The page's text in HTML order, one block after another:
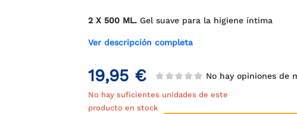
2 X 500 ML. Gel suave para la higiene íntima
Ver descripción completa
19,95 € No hay opiniones de
No hay suficientes unidades de este
producto en stock